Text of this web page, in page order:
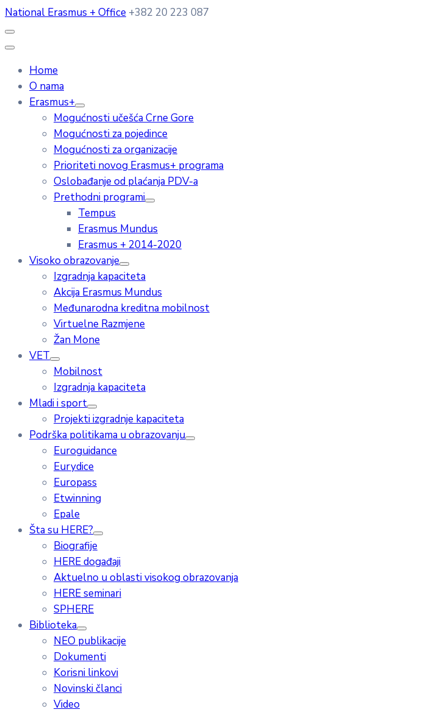
National Erasmus + Office +382 20 223 087
Home
O nama
Erasmus+
Mogućnosti učešća Crne Gore
Mogućnosti za pojedince
Mogućnosti za organizacije
Prioriteti novog Erasmus+ programa
Oslobađanje od plaćanja PDV-a
Prethodni programi
Tempus
Erasmus Mundus
Erasmus + 2014-2020
Visoko obrazovanje
Izgradnja kapaciteta
Akcija Erasmus Mundus
Međunarodna kreditna mobilnost
Virtuelne Razmjene
Žan Mone
VET
Mobilnost
Izgradnja kapaciteta
Mladi i sport
Projekti izgradnje kapaciteta
Podrška politikama u obrazovanju
Euroguidance
Eurydice
Europass
Etwinning
Epale
Šta su HERE?
Biografije
HERE događaji
Aktuelno u oblasti visokog obrazovanja
HERE seminari
SPHERE
Biblioteka
NEO publikacije
Dokumenti
Korisni linkovi
Novinski članci
Video